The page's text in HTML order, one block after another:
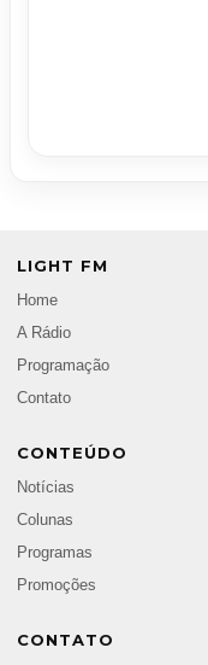
LIGHT FM
Home
A Rádio
Programação
Contato
CONTEÚDO
Notícias
Colunas
Programas
Promoções
CONTATO